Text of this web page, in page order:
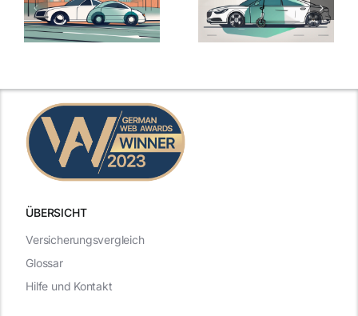
ÜBERSICHT
Versicherungsvergleich
Glossar
Hilfe und Kontakt